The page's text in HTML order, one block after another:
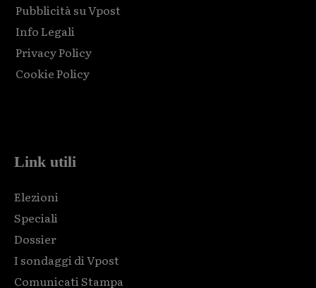
Pubblicità su Vpost
Info Legali
Privacy Policy
Cookie Policy
Link utili
Elezioni
Speciali
Dossier
I sondaggi di Vpost
Comunicati Stampa